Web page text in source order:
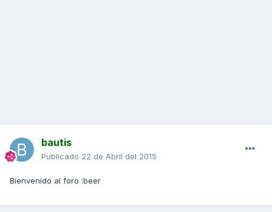
bautis
Publicado 22 de Abril del 2015
Bienvenido al foro :beer